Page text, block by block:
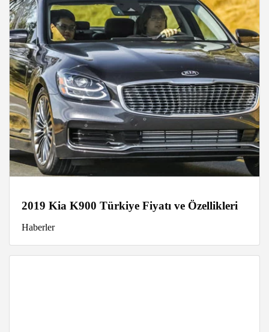
2019 Kia K900 Türkiye Fiyatı ve Özellikleri
Haberler